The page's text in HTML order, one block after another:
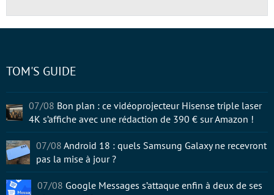
TOM'S GUIDE
07/08 Bon plan : ce vidéoprojecteur Hisense triple laser
4K s’affiche avec une rédaction de 390 € sur Amazon !
07/08 Android 18 : quels Samsung Galaxy ne recevront
pas la mise à jour ?
07/08 Google Messages s’attaque enfin à deux de ses